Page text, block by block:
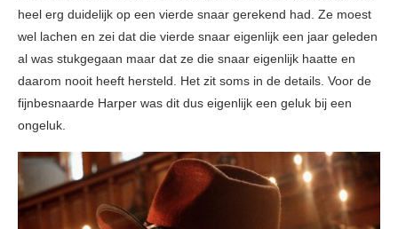
heel erg duidelijk op een vierde snaar gerekend had. Ze moest
wel lachen en zei dat die vierde snaar eigenlijk een jaar geleden
al was stukgegaan maar dat ze die snaar eigenlijk haatte en
daarom nooit heeft hersteld. Het zit soms in de details. Voor de
fijnbesnaarde Harper was dit dus eigenlijk een geluk bij een
ongeluk.